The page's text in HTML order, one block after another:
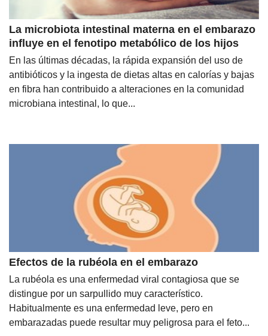
La microbiota intestinal materna en el embarazo
influye en el fenotipo metabólico de los hijos
En las últimas décadas, la rápida expansión del uso de
antibióticos y la ingesta de dietas altas en calorías y bajas
en fibra han contribuido a alteraciones en la comunidad
microbiana intestinal, lo que...
Efectos de la rubéola en el embarazo
La rubéola es una enfermedad viral contagiosa que se
distingue por un sarpullido muy característico.
Habitualmente es una enfermedad leve, pero en
embarazadas puede resultar muy peligrosa para el feto...